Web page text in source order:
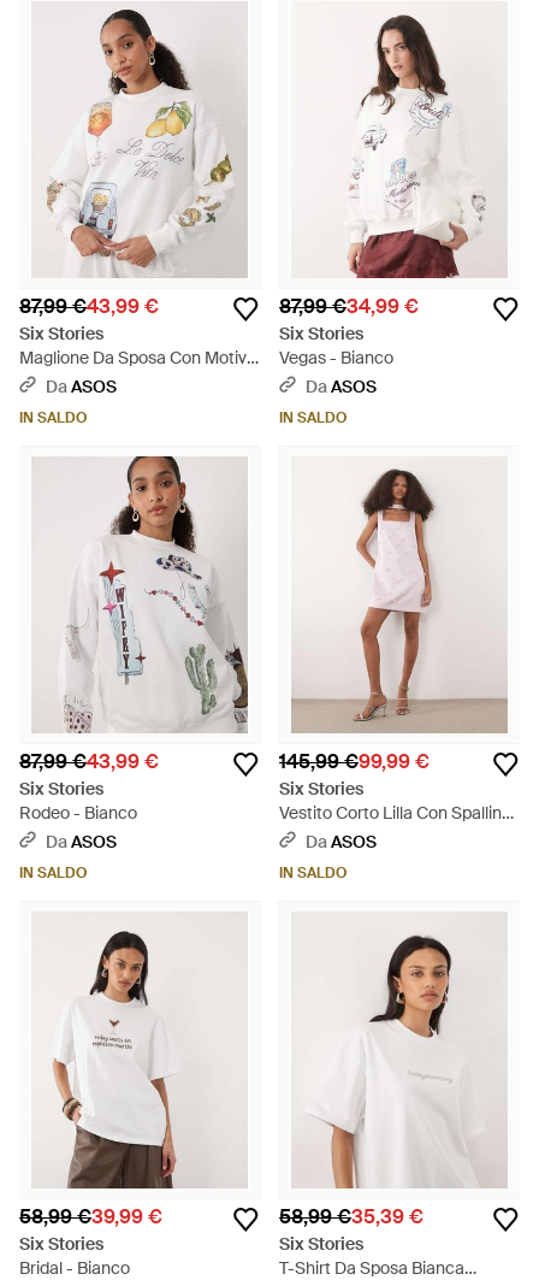
87,99 €43,99 €
Six Stories
Maglione Da Sposa Con Motivo
Vacanza - Bianco
DaASOS
IN SALDO
87,99 €34,99 €
Six Stories
Vegas - Bianco
DaASOS
IN SALDO
87,99 €43,99 €
Six Stories
Rodeo - Bianco
DaASOS
IN SALDO
145,99 €99,99 €
Six Stories
Vestito Corto Lilla Con Spalline
Sottili E Perline - Rosa
DaASOS
IN SALDO
58,99 €39,99 €
Six Stories
Bridal - Bianco
58,99 €35,39 €
Six Stories
T-Shirt Da Sposa Bianca